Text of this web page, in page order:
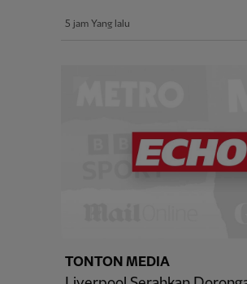
5 jam Yang lalu
TONTON MEDIA